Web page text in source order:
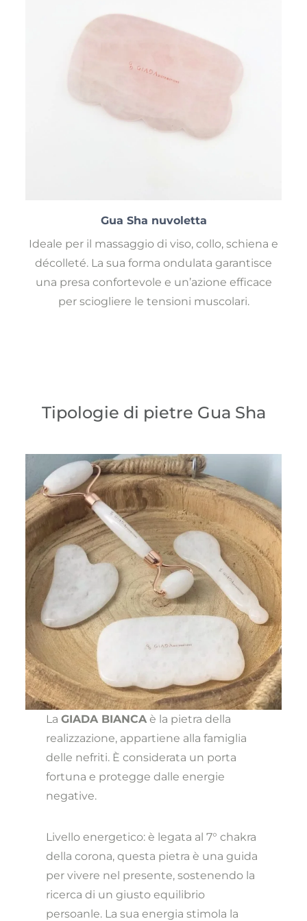
Gua Sha nuvoletta
Ideale per il massaggio di viso, collo, schiena e
décolleté. La sua forma ondulata garantisce
una presa confortevole e un’azione efficace
per sciogliere le tensioni muscolari.
Tipologie di pietre Gua Sha
LaGIADA BIANCAè la pietra della
realizzazione, appartiene alla famiglia
delle nefriti. È considerata un porta
fortuna e protegge dalle energie
negative.
Livello energetico: è legata al 7° chakra
della corona, questa pietra è una guida
per vivere nel presente, sostenendo la
ricerca di un giusto equilibrio
persoanle. La sua energia stimola la